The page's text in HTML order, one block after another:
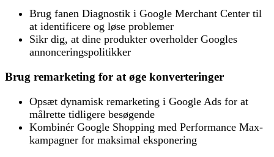
Brug fanen Diagnostik i Google Merchant Center til
at identificere og løse problemer
Sikr dig, at dine produkter overholder Googles
annonceringspolitikker
Brug remarketing for at øge konverteringer
Opsæt dynamisk remarketing i Google Ads for at
målrette tidligere besøgende
Kombinér Google Shopping med Performance Max-
kampagner for maksimal eksponering